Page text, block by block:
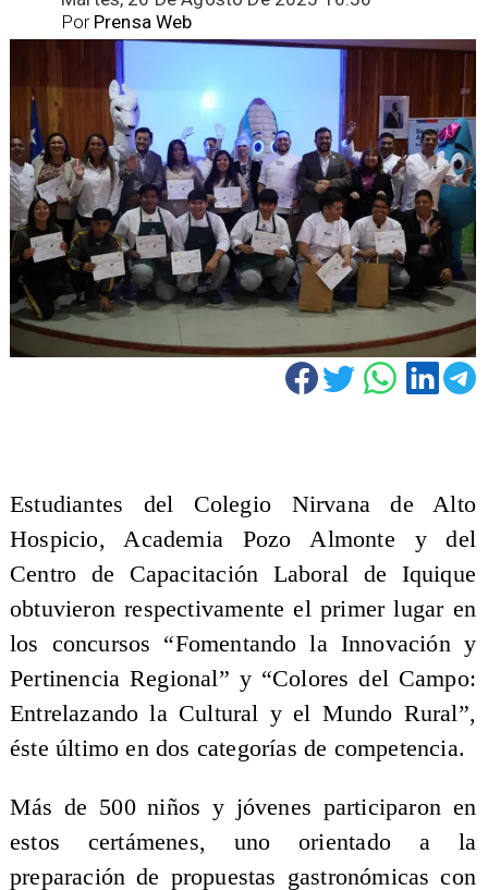
Prensa Web
Por
​Estudiantes del Colegio Nirvana de Alto
Hospicio, Academia Pozo Almonte y del
Centro de Capacitación Laboral de Iquique
obtuvieron respectivamente el primer lugar en
los concursos “Fomentando la Innovación y
Pertinencia Regional” y “Colores del Campo:
Entrelazando la Cultural y el Mundo Rural”,
éste último en dos categorías de competencia.
Más de 500 niños y jóvenes participaron en
estos certámenes, uno orientado a la
preparación de propuestas gastronómicas con